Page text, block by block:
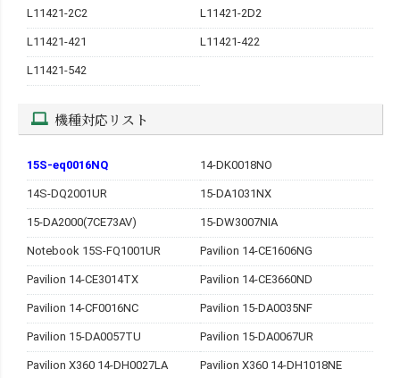
L11421-2C2 L11421-2D2
L11421-421 L11421-422
L11421-542
機種対応リスト
15S-eq0016NQ 14-DK0018NO
14S-DQ2001UR 15-DA1031NX
15-DA2000(7CE73AV) 15-DW3007NIA
Notebook 15S-FQ1001UR Pavilion 14-CE1606NG
Pavilion 14-CE3014TX Pavilion 14-CE3660ND
Pavilion 14-CF0016NC Pavilion 15-DA0035NF
Pavilion 15-DA0057TU Pavilion 15-DA0067UR
Pavilion X360 14-DH0027LA Pavilion X360 14-DH1018NE